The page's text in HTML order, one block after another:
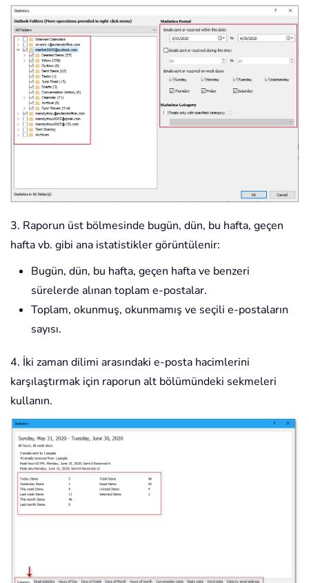
3. Raporun üst bölmesinde bugün, dün, bu hafta, geçen
hafta vb. gibi ana istatistikler görüntülenir:
Bugün, dün, bu hafta, geçen hafta ve benzeri
sürelerde alınan toplam e-postalar.
Toplam, okunmuş, okunmamış ve seçili e-postaların
sayısı.
4. İki zaman dilimi arasındaki e-posta hacimlerini
karşılaştırmak için raporun alt bölümündeki sekmeleri
kullanın.